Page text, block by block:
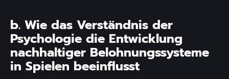
b. Wie das Verständnis der
Psychologie die Entwicklung
nachhaltiger Belohnungssysteme
in Spielen beeinflusst